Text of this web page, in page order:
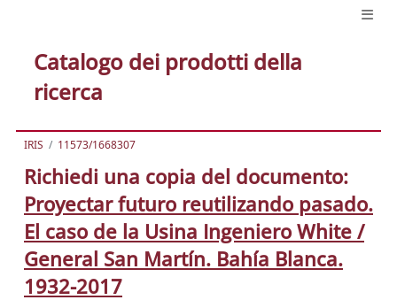
Catalogo dei prodotti della
ricerca
IRIS 11573/1668307
Richiedi una copia del documento:
Proyectar futuro reutilizando pasado.
El caso de la Usina Ingeniero White /
General San Martín. Bahía Blanca.
1932-2017